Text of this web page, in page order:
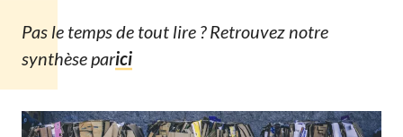
Pas le temps de tout lire ? Retrouvez notre
synthèse parici